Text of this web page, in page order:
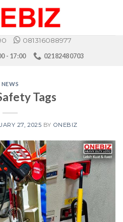
081316088977
- 17:00 02182480703
NEWS
Tags
27, 2025 BY ONEBIZ